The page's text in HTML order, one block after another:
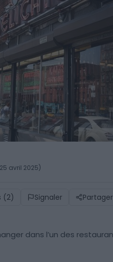
avril 2025)
(2) Signaler Partager
dans l’un des